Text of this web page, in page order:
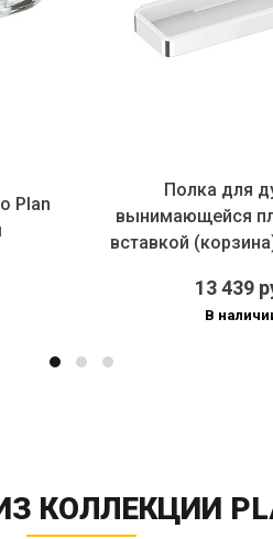
Plan
Полка для
вынимающейся
вставкой
13 439
В
КОЛЛЕКЦИИ